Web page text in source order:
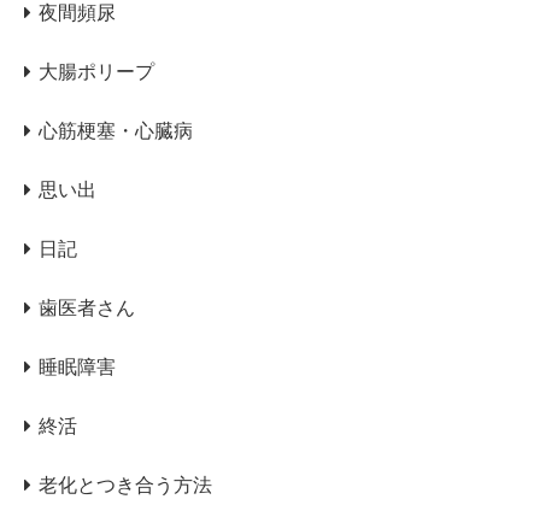
夜間頻尿
大腸ポリープ
心筋梗塞・心臓病
思い出
日記
歯医者さん
睡眠障害
終活
老化とつき合う方法